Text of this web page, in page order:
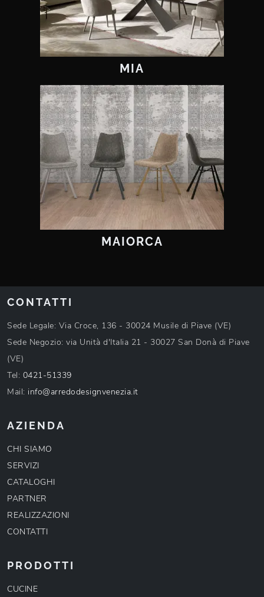
MIA
MAIORCA
CONTATTI
Sede Legale: Via Croce, 136 - 30024 Musile di Piave (VE)
Sede Negozio: via Unità d'Italia 21 - 30027 San Donà di Piave
(VE)
Tel: 0421-51339
Mail: info@arredodesignvenezia.it
AZIENDA
CHI SIAMO
SERVIZI
CATALOGHI
PARTNER
REALIZZAZIONI
CONTATTI
PRODOTTI
CUCINE